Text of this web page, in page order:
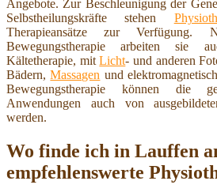
Angebote. Zur Beschleunigung der
Selbstheilungskräfte stehen
Therapieansätze zur Verfügung.
Bewegungstherapie arbeiten sie
Kältetherapie, mitLicht- und anderen
Bädern,Massagen und
Bewegungstherapie können die
Anwendungen auch von
werden.
Wo finde ich in Lauffen
empfehlenswerte